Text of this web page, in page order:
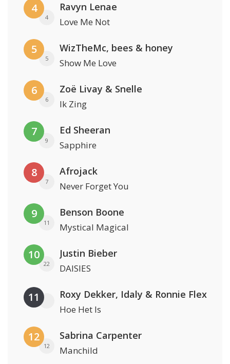
4
4
Ravyn Lenae
Love Me Not
5
5
WizTheMc, bees & honey
Show Me Love
6
6
Zoë Livay & Snelle
Ik Zing
7
9
Ed Sheeran
Sapphire
8
7
Afrojack
Never Forget You
9
11
Benson Boone
Mystical Magical
10
22
Justin Bieber
DAISIES
11 Roxy Dekker, Idaly & Ronnie Flex
Hoe Het Is
12
12
Sabrina Carpenter
Manchild